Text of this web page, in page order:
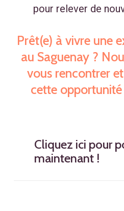
pour relever de
Prêt(e) à vivre une
au Saguenay ?
vous rencontrer
cette
Cliquez ici pour
maintenant !